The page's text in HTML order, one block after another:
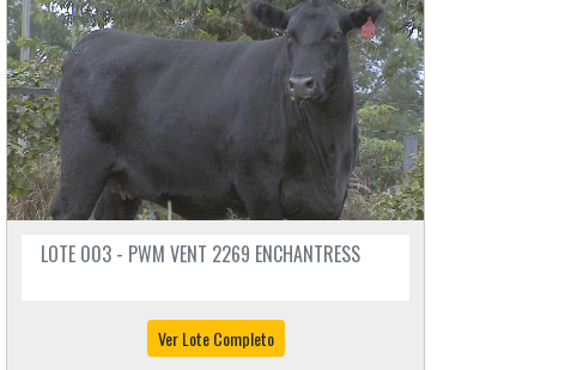
LOTE 003 - PWM VENT 2269 ENCHANTRESS
Ver Lote Completo